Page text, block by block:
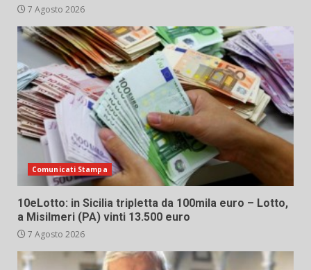
7 Agosto 2026
Comunicati Stampa
10eLotto: in Sicilia tripletta da 100mila euro – Lotto,
a Misilmeri (PA) vinti 13.500 euro
7 Agosto 2026